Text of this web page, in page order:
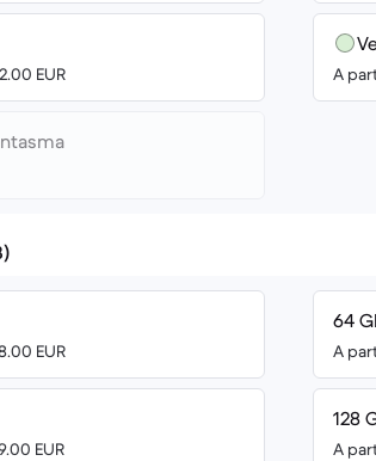
EUR A
EUR
EUR
64
A
128
A